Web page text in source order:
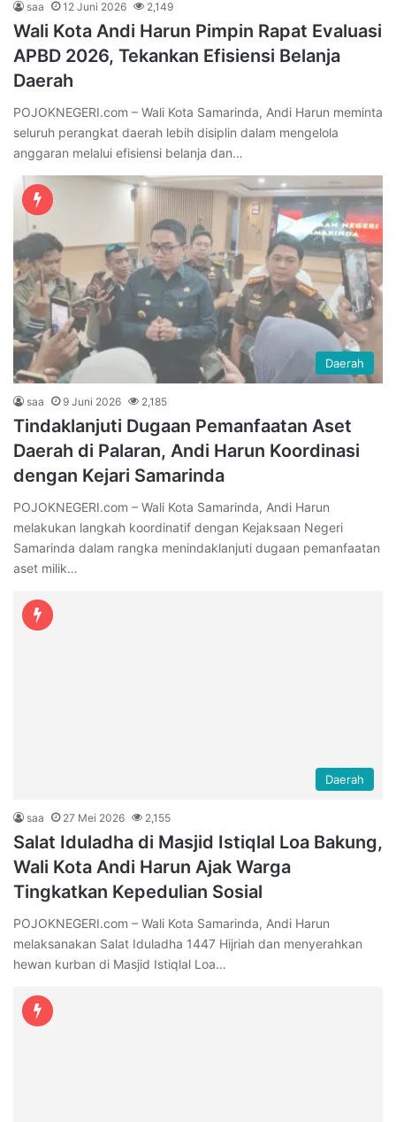
saa 12 Juni 2026 2,149
Wali Kota Andi Harun Pimpin Rapat Evaluasi
APBD 2026, Tekankan Efisiensi Belanja
Daerah
POJOKNEGERI.com – Wali Kota Samarinda, Andi Harun meminta
seluruh perangkat daerah lebih disiplin dalam mengelola
anggaran melalui efisiensi belanja dan…
Daerah
saa 9 Juni 2026 2,185
Tindaklanjuti Dugaan Pemanfaatan Aset
Daerah di Palaran, Andi Harun Koordinasi
dengan Kejari Samarinda
POJOKNEGERI.com – Wali Kota Samarinda, Andi Harun
melakukan langkah koordinatif dengan Kejaksaan Negeri
Samarinda dalam rangka menindaklanjuti dugaan pemanfaatan
aset milik…
Daerah
saa 27 Mei 2026 2,155
Salat Iduladha di Masjid Istiqlal Loa Bakung,
Wali Kota Andi Harun Ajak Warga
Tingkatkan Kepedulian Sosial
POJOKNEGERI.com – Wali Kota Samarinda, Andi Harun
melaksanakan Salat Iduladha 1447 Hijriah dan menyerahkan
hewan kurban di Masjid Istiqlal Loa…